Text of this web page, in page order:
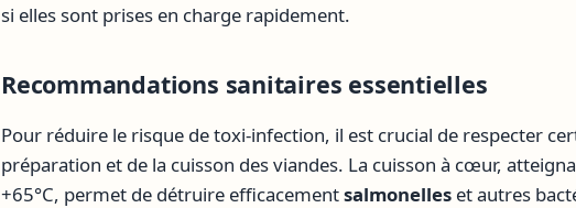
si elles sont prises en charge rapidement.
Recommandations sanitaires essentielles
Pour réduire le risque de toxi-infection, il est crucial de respecter
préparation et de la cuisson des viandes. La cuisson à cœur,
+65°C, permet de détruire efficacementsalmonelles et autres